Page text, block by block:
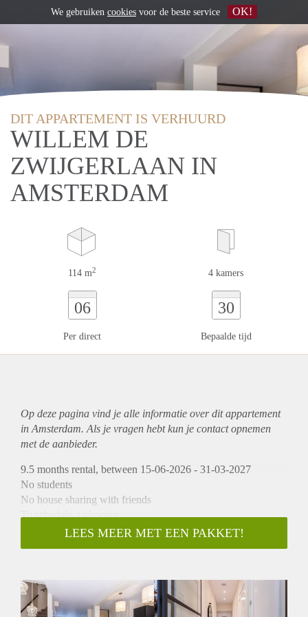
DIT APPARTEMENT IS VERHUURD
WILLEM DE
ZWIJGERLAAN IN
AMSTERDAM
114 m2 4 kamers
06
Per direct
30
Bepaalde tijd
Op deze pagina vind je alle informatie over ditappartement
in Amsterdam. Als je vragen hebt kun je contact opnemen
met de aanbieder.
9.5 months rental, between 15-06-2026 - 31-03-2027
No students
No house sharing with friends
To schedule a viewing:
-> Go to HousingNet's website
-> Click on the listing you are interested in
Amazing luxury renovated apartment with large sunny
garden in the populair Amsterdam Old West. The apartment
LEES MEER MET EEN PAKKET!
We gebruiken cookies voor de beste service OK!